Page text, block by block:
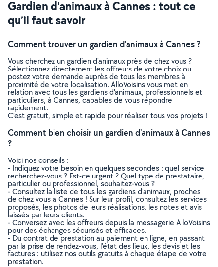
Gardien d'animaux à Cannes : tout ce
qu’il faut savoir
Comment trouver un gardien d'animaux à Cannes ?
Vous cherchez un gardien d'animaux près de chez vous ?
Sélectionnez directement les offreurs de votre choix ou
postez votre demande auprès de tous les membres à
proximité de votre localisation. AlloVoisins vous met en
relation avec tous les gardiens d'animaux, professionnels et
particuliers, à Cannes, capables de vous répondre
rapidement.
C’est gratuit, simple et rapide pour réaliser tous vos projets !
Comment bien choisir un gardien d'animaux à Cannes
?
Voici nos conseils :
- Indiquez votre besoin en quelques secondes : quel service
recherchez-vous ? Est-ce urgent ? Quel type de prestataire,
particulier ou professionnel, souhaitez-vous ?
- Consultez la liste de tous les gardiens d'animaux, proches
de chez vous à Cannes ! Sur leur profil, consultez les services
proposés, les photos de leurs réalisations, les notes et avis
laissés par leurs clients.
- Conversez avec les offreurs depuis la messagerie AlloVoisins
pour des échanges sécurisés et efficaces.
- Du contrat de prestation au paiement en ligne, en passant
par la prise de rendez-vous, l’état des lieux, les devis et les
factures : utilisez nos outils gratuits à chaque étape de votre
prestation.